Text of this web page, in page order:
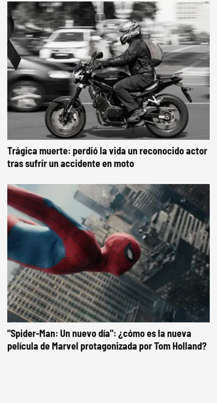
Trágica muerte: perdió la vida un reconocido actor
tras sufrir un accidente en moto
"Spider-Man: Un nuevo día": ¿cómo es la nueva
película de Marvel protagonizada por Tom Holland?